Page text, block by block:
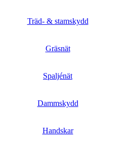
Träd- & stamskydd
Gräsnät
Spaljénät
Dammskydd
Handskar